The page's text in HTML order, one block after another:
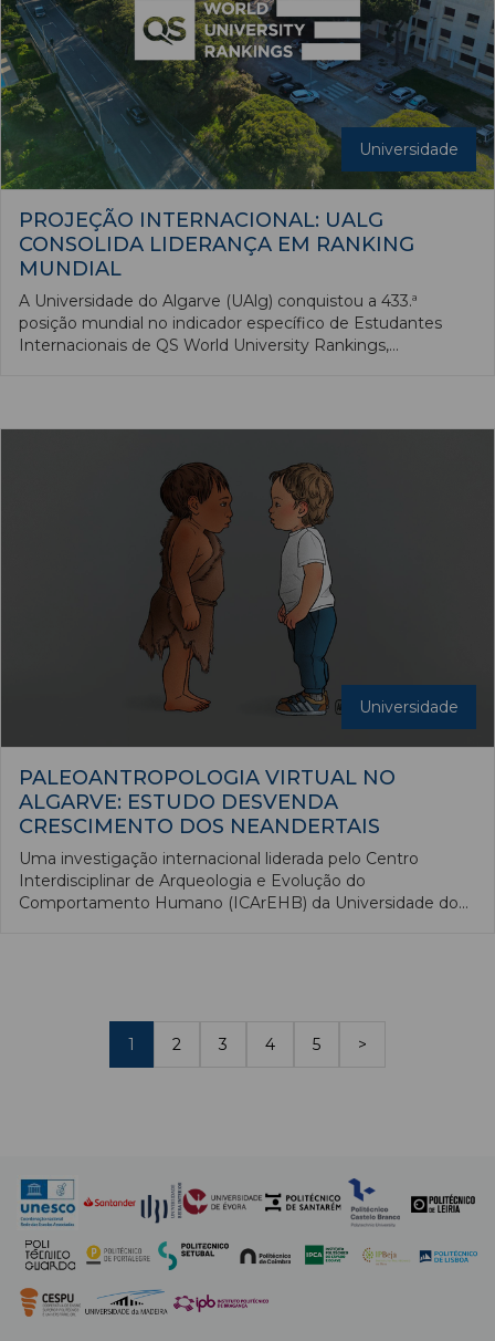
Universidade
PROJEÇÃO INTERNACIONAL: UALG
CONSOLIDA LIDERANÇA EM RANKING
MUNDIAL
A Universidade do Algarve (UAlg) conquistou a 433.ª
posição mundial no indicador específico de Estudantes
Internacionais de QS World University Rankings,
Quacquarelli Symonds, que avaliou um universo de 8808
Universidade
PALEOANTROPOLOGIA VIRTUAL NO
ALGARVE: ESTUDO DESVENDA
CRESCIMENTO DOS NEANDERTAIS
Uma investigação internacional liderada pelo Centro
Interdisciplinar de Arqueologia e Evolução do
Comportamento Humano (ICArEHB) da Universidade do
1
2 3 4 5 >